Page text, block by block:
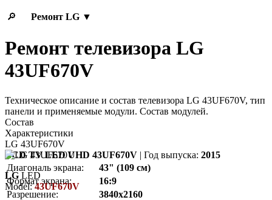
🔎 Ремонт LG ▼
Ремонт телевизора LG
43UF670V
Техническое описание и состав телевизора LG 43UF670V, тип
панели и применяемые модули. Состав модулей.
Состав
Характеристики
LG 43UF670V
LCD TV LED UHD 43UF670V | Год выпуска: 2015
Диагональ экрана:
43" (109 см)
Формат экрана:
16:9
Разрешение:
3840x2160
LG LED
Model:43UF670V